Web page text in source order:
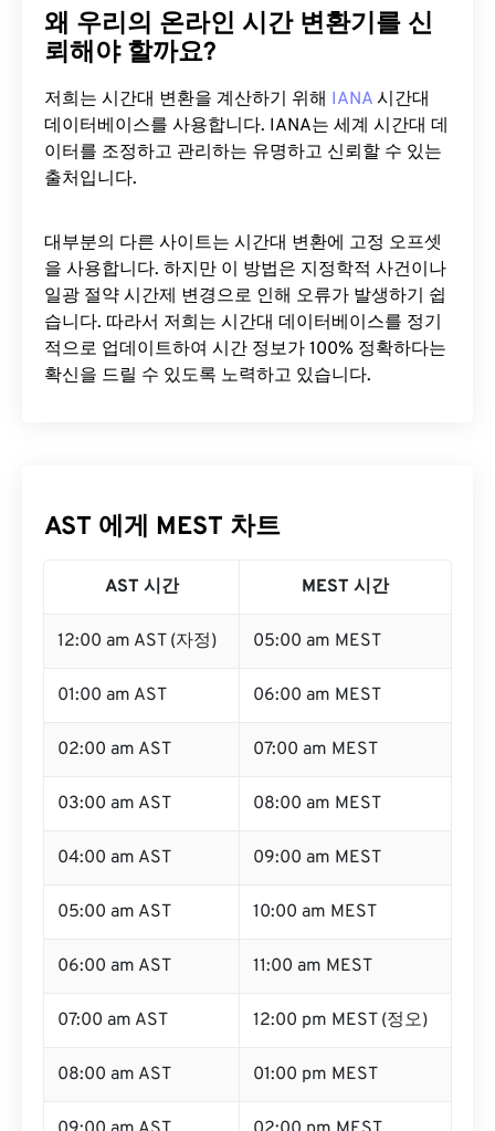
왜 우리의 온라인 시간 변환기를 신
뢰해야 할까요?
저희는 시간대 변환을 계산하기 위해 IANA 시간대
데이터베이스를 사용합니다. IANA는 세계 시간대 데
이터를 조정하고 관리하는 유명하고 신뢰할 수 있는
출처입니다.
대부분의 다른 사이트는 시간대 변환에 ​​고정 오프셋
을 사용합니다. 하지만 이 방법은 지정학적 사건이나
일광 절약 시간제 변경으로 인해 오류가 발생하기 쉽
습니다. 따라서 저희는 시간대 데이터베이스를 정기
적으로 업데이트하여 시간 정보가 100% 정확하다는
확신을 드릴 수 있도록 노력하고 있습니다.
AST 에게 MEST 차트
AST 시간 MEST 시간
12:00 am AST (자정) 05:00 am MEST
01:00 am AST 06:00 am MEST
02:00 am AST 07:00 am MEST
03:00 am AST 08:00 am MEST
04:00 am AST 09:00 am MEST
05:00 am AST 10:00 am MEST
06:00 am AST 11:00 am MEST
07:00 am AST 12:00 pm MEST (정오)
08:00 am AST 01:00 pm MEST